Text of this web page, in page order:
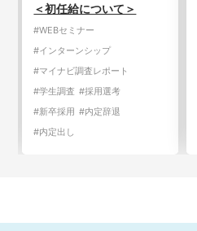
＜初任給について＞
#WEBセミナー
#インターンシップ
#マイナビ調査レポート
#学生調査 #採用選考
#新卒採用 #内定辞退
#内定出し